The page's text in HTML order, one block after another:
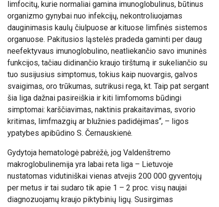
limfocitų, kurie normaliai gamina imunoglobulinus, būtinus
organizmo gynybai nuo infekcijų, nekontroliuojamas
dauginimasis kaulų čiulpuose ar kituose limfinės sistemos
organuose. Pakitusios ląstelės pradeda gaminti per daug
neefektyvaus imunoglobulino, neatliekančio savo imuninės
funkcijos, tačiau didinančio kraujo tirštumą ir sukeliančio su
tuo susijusius simptomus, tokius kaip nuovargis, galvos
svaigimas, oro trūkumas, sutrikusi rega, kt. Taip pat sergant
šia liga dažnai pasireiškia ir kiti limfomoms būdingi
simptomai: karščiavimas, naktinis prakaitavimas, svorio
kritimas, limfmazgių ar blužnies padidėjimas“, – ligos
ypatybes apibūdino S. Černauskienė.
Gydytoja hematologė pabrėžė, jog Valdenštremo
makroglobulinemija yra labai reta liga – Lietuvoje
nustatomas vidutiniškai vienas atvejis 200 000 gyventojų
per metus ir tai sudaro tik apie 1 – 2 proc. visų naujai
diagnozuojamų kraujo piktybinių ligų. Susirgimas